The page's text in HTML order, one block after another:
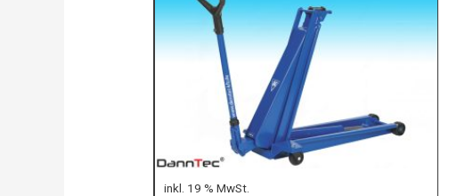
inkl. 19 % MwSt.